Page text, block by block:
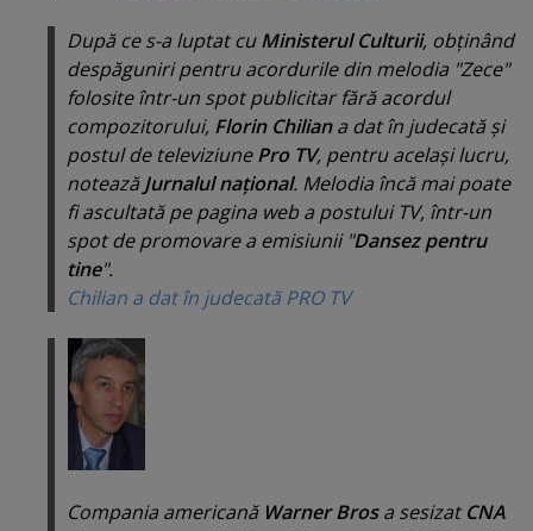
După ce s-a luptat cuMinisterul Culturii, obţinând
despăguniri pentru acordurile din melodia "Zece"
folosite într-un spot publicitar fără acordul
compozitorului, Florin Chiliana dat în judecată şi
postul de televiziunePro TV, pentru acelaşi lucru,
noteazăJurnalul naţional. Melodia încă mai poate
fi ascultată pe pagina web a postului TV, într-un
spot de promovare a emisiunii "Dansez pentru
tine".
Chilian a dat în judecată PRO TV
Compania americană Warner Brosa sesizatCNA